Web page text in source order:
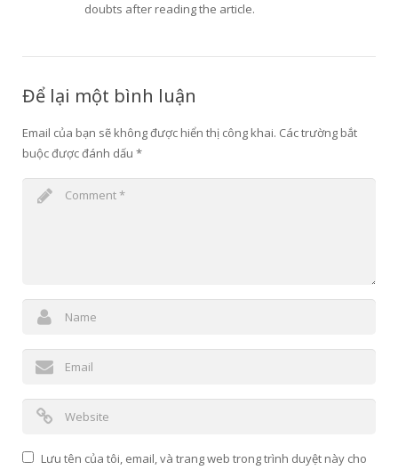
doubts after reading the article.
Để lại một bình luận
Email của bạn sẽ không được hiển thị công khai. Các trường bắt
buộc được đánh dấu *
Lưu tên của tôi, email, và trang web trong trình duyệt này cho